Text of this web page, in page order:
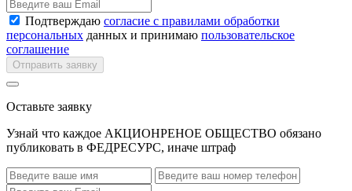
Подтверждаю согласие с правилами обработки
персональных данных и принимаю пользовательское
соглашение
Отправить заявку
Оставьте заявку
Узнай что каждое АКЦИОНРЕНОЕ ОБЩЕСТВО обязано
публиковать в ФЕДРЕСУРС, иначе штраф